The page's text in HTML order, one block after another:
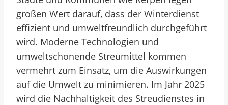
großen Wert darauf, dass der Winterdienst
effizient und umweltfreundlich durchgeführt
wird. Moderne Technologien und
umweltschonende Streumittel kommen
vermehrt zum Einsatz, um die Auswirkungen
auf die Umwelt zu minimieren. Im Jahr 2025
wird die Nachhaltigkeit des Streudienstes in